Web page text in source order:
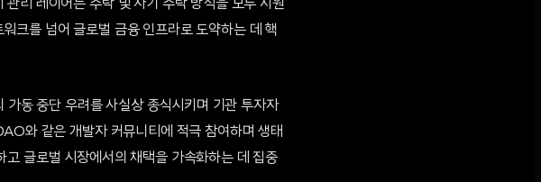
리 레이어는 수탁 및 자기 수탁 방식을 모두 지원
크를 넘어 글로벌 금융 인프라로 도약하는 데 핵
동 중단 우려를 사실상 종식시키며 기관 투자자
와 같은 개발자 커뮤니티에 적극 참여하며 생태
글로벌 시장에서의 채택을 가속화하는 데 집중